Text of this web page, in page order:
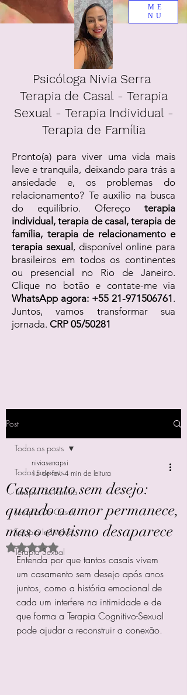
Psicóloga Nivia Serra
Terapia de Casal - Terapia
Sexual - Terapia Individual -
Terapia de Família
Pronto(a) para viver uma vida mais
leve e tranquila, deixando para trás a
ansiedade e, os problemas do
relacionamento? Te auxilio na busca
do equilíbrio. Ofereço terapia
individual, terapia de casal, terapia de
família, terapia de relacionamento e
terapia sexual , disponível online para
brasileiros em todos os continentes
ou presencial no Rio de Janeiro.
Clique no botão e contate-me via
WhatsApp agora: +55 21-971506761 .
Juntos, vamos transformar sua
jornada. CRP 05/50281
ME
NU
Post
Todos os posts
Terapia De Família
Terapia De Casal
Terapia Individual
Terapia Sexual
Todos os posts
Casamento sem desejo:
quando o amor permanece,
mas o erotismo desaparece
niviaserrapsi
15 de fev. 4 min de leitura
Avaliado com NaN de 5 estrelas.
Entenda por que tantos casais vivem
um casamento sem desejo após anos
juntos, como a história emocional de
cada um interfere na intimidade e de
que forma a Terapia Cognitivo-Sexual
pode ajudar a reconstruir a conexão.